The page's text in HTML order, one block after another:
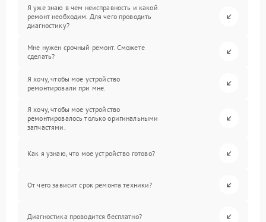
Я уже знаю в чем неисправность и какой
ремонт необходим. Для чего проводить
диагностику?
Мне нужен срочный ремонт. Сможете
сделать?
Я хочу, чтобы мое устройство
ремонтировали при мне.
Я хочу, чтобы мое устройство
ремонтировалось только оригинальными
запчастями.
Как я узнаю, что мое устройство готово?
От чего зависит срок ремонта техники?
Диагностика проводится бесплатно?